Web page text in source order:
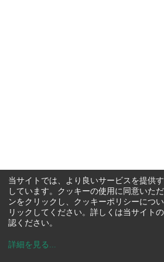
当サイトでは、より良いサービスを提供
しています。クッキーの使用に同意いた
ンをクリックし、クッキーポリシーにつ
リックしてください。詳しくは当サイトの
認ください。
詳細を見る ...